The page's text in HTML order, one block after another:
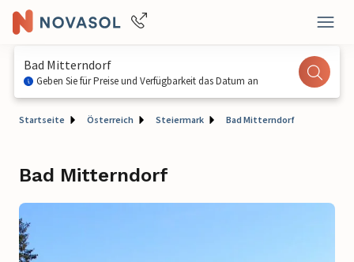
Bad Mitterndorf
Geben Sie für Preise und Verfügbarkeit das Datum an
Startseite Österreich Steiermark Bad Mitterndorf
Bad Mitterndorf